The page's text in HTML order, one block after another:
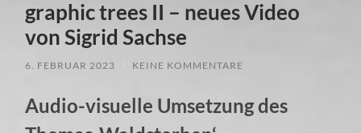
graphic trees II – neues Video
von Sigrid Sachse
6. FEBRUAR 2023 KEINE KOMMENTARE
Audio-visuelle Umsetzung des